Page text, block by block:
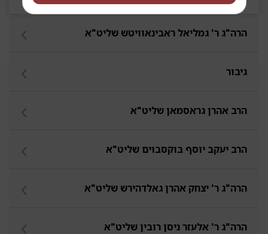
הרה"ג ר' גמליאל ראבינאוויטש שליט"א
גיבור
הרב אהרן גראסמאן שליט"א
הרב יעקב יוסף בוקסבוים שליט"א
הרה"ג ר' יצחק אהרן גאלדהירש שליט"א
הרה"ג ר' אלעזר ניסן רובין שליט"א